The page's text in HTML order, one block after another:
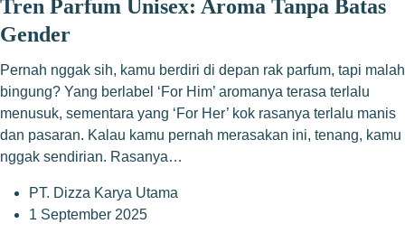
Tren Parfum Unisex: Aroma Tanpa Batas
Gender
Pernah nggak sih, kamu berdiri di depan rak parfum, tapi malah
bingung? Yang berlabel ‘For Him’ aromanya terasa terlalu
menusuk, sementara yang ‘For Her’ kok rasanya terlalu manis
dan pasaran. Kalau kamu pernah merasakan ini, tenang, kamu
nggak sendirian. Rasanya…
PT. Dizza Karya Utama
1 September 2025